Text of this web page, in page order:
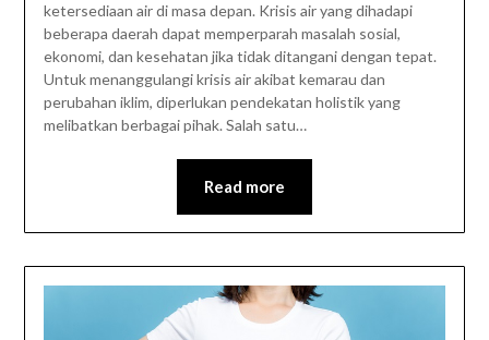
ketersediaan air di masa depan. Krisis air yang dihadapi
beberapa daerah dapat memperparah masalah sosial,
ekonomi, dan kesehatan jika tidak ditangani dengan tepat.
Untuk menanggulangi krisis air akibat kemarau dan
perubahan iklim, diperlukan pendekatan holistik yang
melibatkan berbagai pihak. Salah satu…
Read more